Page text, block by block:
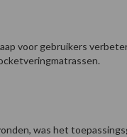
voor gebruikers
was het